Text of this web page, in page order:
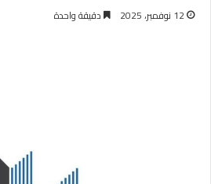
12 نوفمبر، 2025 دقيقة واحدة